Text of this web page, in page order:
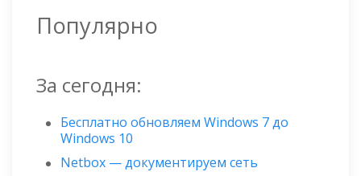
Популярно
За сегодня:
Бесплатно обновляем Windows 7 до
Windows 10
Netbox — документируем сеть